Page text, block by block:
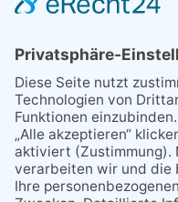
Kontakt
Datenschutz
Impressum